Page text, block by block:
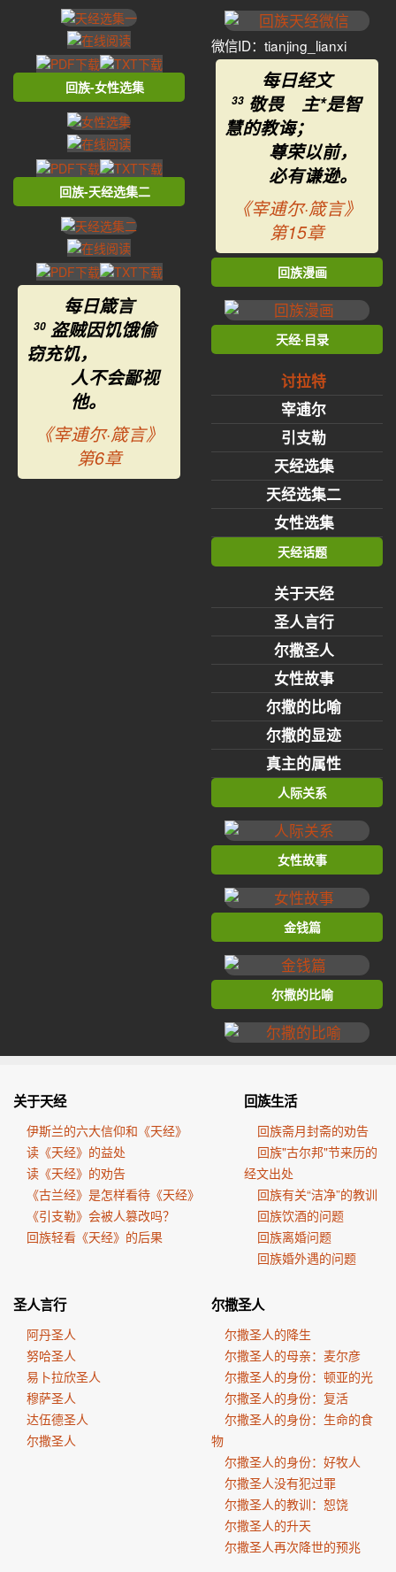
回族-女性选集
回族-天经选集二
每日箴言
30 盗贼因饥饿偷
窃充饥，
人不会鄙视
他。
《宰逋尔·箴言》
第6章
微信ID：tianjing_lianxi
每日经文
33 敬畏 主*是智
慧的教诲；
尊荣以前，
必有谦逊。
《宰逋尔·箴言》
第15章
回族漫画
天经·目录
讨拉特
宰逋尔
引支勒
天经选集
天经选集二
女性选集
天经话题
关于天经
圣人言行
尔撒圣人
女性故事
尔撒的比喻
尔撒的显迹
真主的属性
人际关系
女性故事
金钱篇
尔撒的比喻
关于天经
伊斯兰的六大信仰和《天经》
读《天经》的益处
读《天经》的劝告
《古兰经》是怎样看待《天经》
《引支勒》会被人篡改吗？
回族轻看《天经》的后果
回族生活
回族斋月封斋的劝告
回族"古尔邦"节来历的
经文出处
回族有关“洁净”的教训
回族饮酒的问题
回族离婚问题
回族婚外遇的问题
圣人言行
阿丹圣人
努哈圣人
易卜拉欣圣人
穆萨圣人
达伍德圣人
尔撒圣人
尔撒圣人
尔撒圣人的降生
尔撒圣人的母亲：麦尔彦
尔撒圣人的身份：顿亚的光
尔撒圣人的身份：复活
尔撒圣人的身份：生命的食
物
尔撒圣人的身份：好牧人
尔撒圣人没有犯过罪
尔撒圣人的教训：恕饶
尔撒圣人的升天
尔撒圣人再次降世的预兆